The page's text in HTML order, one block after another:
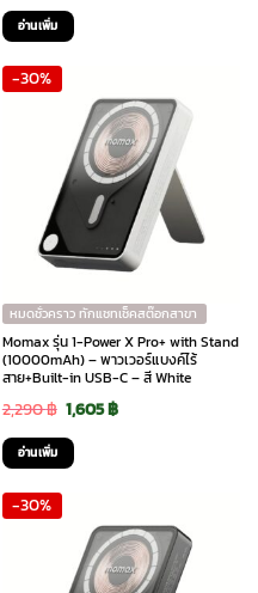
price
was:
อ่านเพิ่ม
-30%
หมดชั่วคราว ทักแชทเช็คสต๊อกสาขา
Momax รุ่น 1-Power X Pro+ with Stand
(10000mAh) – พาวเวอร์แบงค์ไร้
สาย+Built-in USB-C – สี White
2,290฿ Original
price
was:
1,605฿Current
อ่านเพิ่ม
-30%